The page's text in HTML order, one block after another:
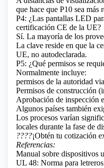
que hace que P10 sea más
P4: ¿Las pantallas LED
certificación CE de la UE?
Sí. La mayoría de los
La clave reside en que la
UE, no autodeclarada.
P5: ¿Qué permisos se
Normalmente incluye:
permisos de la autoridad
Permisos de construcción
Aprobación de inspección
Algunos países también
Los procesos varían
locales durante la fase de
????¡Obtén tu cotización
Referencias:
Manual sobre dispositivos
UL 48: Norma para